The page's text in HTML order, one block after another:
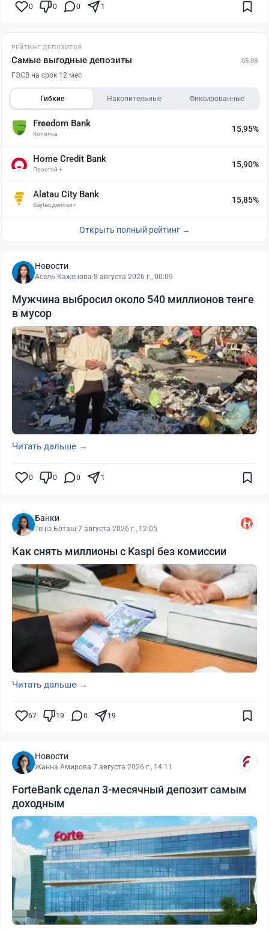
0 0 0 1
РЕЙТИНГ ДЕПОЗИТОВ
Самые выгодные депозиты 05.08
ГЭСВ на срок 12 мес
Гибкие Накопительные Фиксированные
Freedom Bank
Копилка
15,95%
Home Credit Bank
Простой +
15,90%
Alatau City Bank
Baytaq депозит
15,85%
Открыть полный рейтинг →
Новости
Асель Каженова·8 августа 2026 г., 00:09
Мужчина выбросил около 540 миллионов тенге
в мусор
Читать дальше →
0 0 0 1
Банки
Теңіз Боташ·7 августа 2026 г., 12:05
Как снять миллионы с Kaspi без комиссии
Читать дальше →
67 19 0 19
Новости
Жанна Амирова·7 августа 2026 г., 14:11
ForteBank сделал 3-месячный депозит самым
доходным